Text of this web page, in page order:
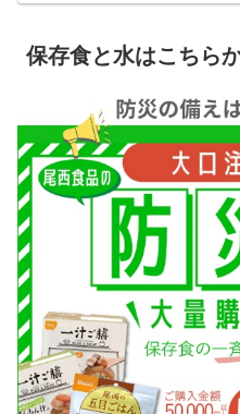
保存食と水は